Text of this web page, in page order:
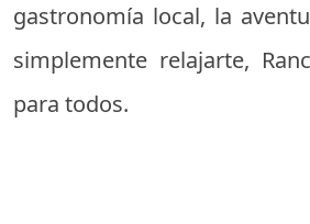
gastronomía local, la
simplemente relajarte,
para todos.